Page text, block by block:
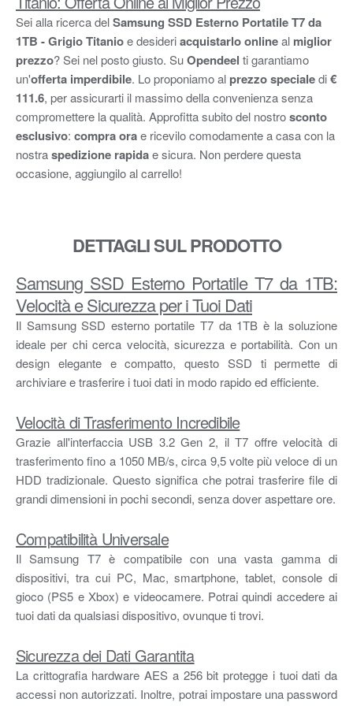
Sei alla ricerca delSamsung SSD Esterno Portatile T7 da
1TB - Grigio Titanioe desideriacquistarlo onlineal miglior
prezzo? Sei nel posto giusto. SuOpendeel ti garantiamo
un'offerta imperdibile. Lo proponiamo al prezzo specialedi€
111.6, per assicurarti il massimo della convenienza senza
compromettere la qualità. Approfitta subito del nostrosconto
esclusivo: compra orae ricevilo comodamente a casa con la
nostraspedizione rapidae sicura. Non perdere questa
occasione, aggiungilo al carrello!
DETTAGLI SUL PRODOTTO
Samsung SSD Esterno Portatile T7 da 1TB:
Velocità e Sicurezza per i Tuoi Dati
Il Samsung SSD esterno portatile T7 da 1TB è la soluzione
ideale per chi cerca velocità, sicurezza e portabilità. Con un
design elegante e compatto, questo SSD ti permette di
archiviare e trasferire i tuoi dati in modo rapido ed efficiente.
Velocità di Trasferimento Incredibile
Grazie all'interfaccia USB 3.2 Gen 2, il T7 offre velocità di
trasferimento fino a 1050 MB/s, circa 9,5 volte più veloce di un
HDD tradizionale. Questo significa che potrai trasferire file di
grandi dimensioni in pochi secondi, senza dover aspettare ore.
Compatibilità Universale
Il Samsung T7 è compatibile con una vasta gamma di
dispositivi, tra cui PC, Mac, smartphone, tablet, console di
gioco (PS5 e Xbox) e videocamere. Potrai quindi accedere ai
tuoi dati da qualsiasi dispositivo, ovunque ti trovi.
Sicurezza dei Dati Garantita
La crittografia hardware AES a 256 bit protegge i tuoi dati da
accessi non autorizzati. Inoltre, potrai impostare una password